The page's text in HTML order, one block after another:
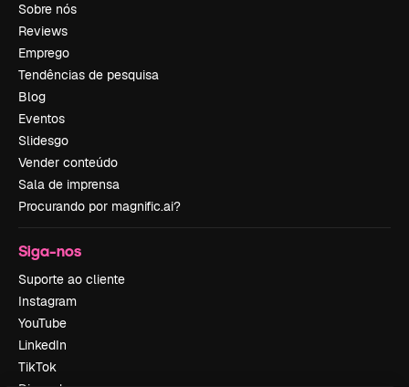
Sobre nós
Reviews
Emprego
Tendências de pesquisa
Blog
Eventos
Slidesgo
Vender conteúdo
Sala de imprensa
Procurando por magnific.ai?
Siga-nos
Suporte ao cliente
Instagram
YouTube
LinkedIn
TikTok